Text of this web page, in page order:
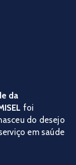
da
foi
do desejo
em saúde